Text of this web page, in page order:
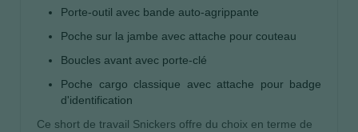
Porte-outil avec bande auto-agrippante
Poche sur la jambe avec attache pour couteau
Boucles avant avec porte-clé
Poche cargo classique avec attache pour badge
d'identification
Ce short de travail Snickers offre du choix en terme de